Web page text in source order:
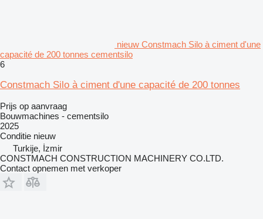
nieuw Constmach Silo à ciment d'une
capacité de 200 tonnes cementsilo
6
Constmach Silo à ciment d'une capacité de 200 tonnes
Prijs op aanvraag
Bouwmachines - cementsilo
2025
Conditie nieuw
Turkije, İzmir
CONSTMACH CONSTRUCTION MACHINERY CO.LTD.
Contact opnemen met verkoper